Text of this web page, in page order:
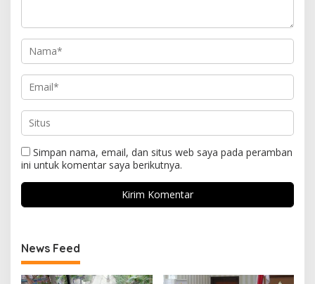
Simpan nama, email, dan situs web saya pada peramban
ini untuk komentar saya berikutnya.
News Feed